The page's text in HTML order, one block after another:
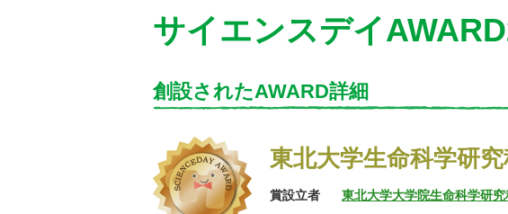
サイエンスデイ
創設されたAWARD詳細
東北大学生命科学研
賞設立者
東北大学大学院生命科学研